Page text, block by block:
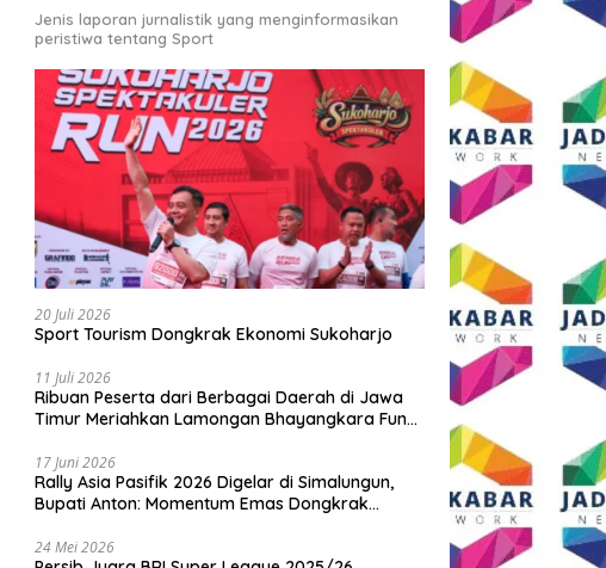
Jenis laporan jurnalistik yang menginformasikan
peristiwa tentang Sport
20 Juli 2026
Sport Tourism Dongkrak Ekonomi Sukoharjo
11 Juli 2026
Ribuan Peserta dari Berbagai Daerah di Jawa
Timur Meriahkan Lamongan Bhayangkara Fun
17 Juni 2026
Rally Asia Pasifik 2026 Digelar di Simalungun,
Bupati Anton: Momentum Emas Dongkrak
24 Mei 2026